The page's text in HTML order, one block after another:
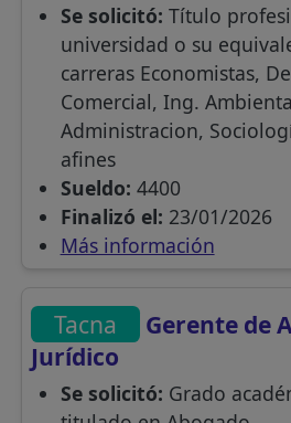
Se solicitó: Título
universidad o su
carreras Economistas,
Comercial, Ing.
Administracion,
afines
Sueldo: 4400
Finalizó el: 23/01/2026
Más información
Tacna
Gerente de
Jurídico
Se solicitó: Grado